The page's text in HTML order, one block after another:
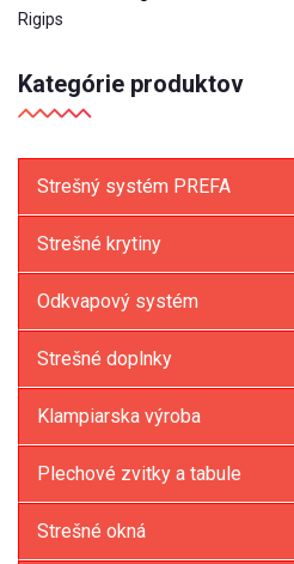
Kategórie produktov
Strešný systém PREFA
Strešné krytiny
Odkvapový systém
Strešné doplnky
Klampiarska výroba
Plechové zvitky a tabule
Strešné okná
Rigips